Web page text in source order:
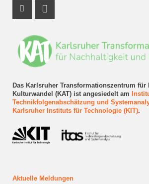
Das Karlsruher Transformationszentrum für
Kulturwandel (KAT) ist angesiedelt am
Technikfolgenabschätzung und
Karlsruher Instituts für Technologie (KIT).
Aktuelle Meldungen
Instagram Profil
LinkedIn Profil